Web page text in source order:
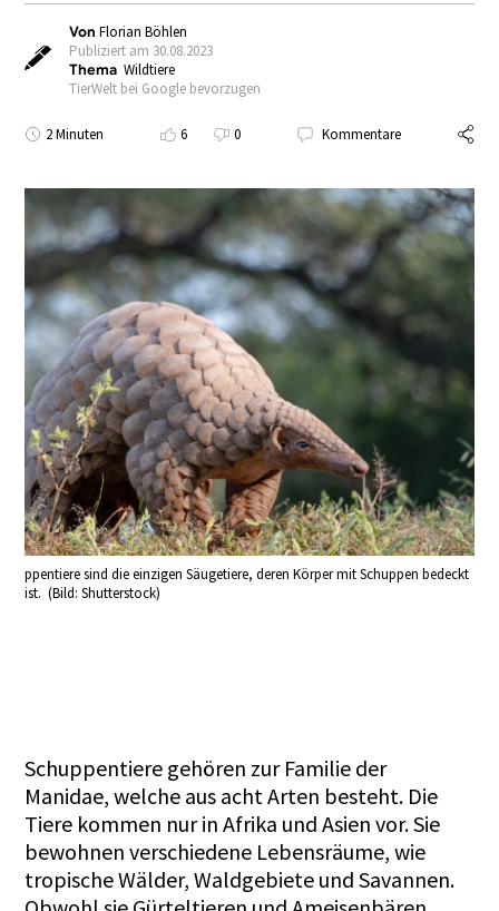
VonFlorian Böhlen
Publiziert am 30.08.2023
Thema Wildtiere
TierWelt bei Google bevorzugen
2 Minuten 6 0 Kommentare
ppentiere sind die einzigen Säugetiere, deren Körper mit Schuppen bedeckt
ist. (Bild: Shutterstock)
Schuppentiere gehören zur Familie der
Manidae, welche aus acht Arten besteht. Die
Tiere kommen nur in Afrika und Asien vor. Sie
bewohnen verschiedene Lebensräume, wie
tropische Wälder, Waldgebiete und Savannen.